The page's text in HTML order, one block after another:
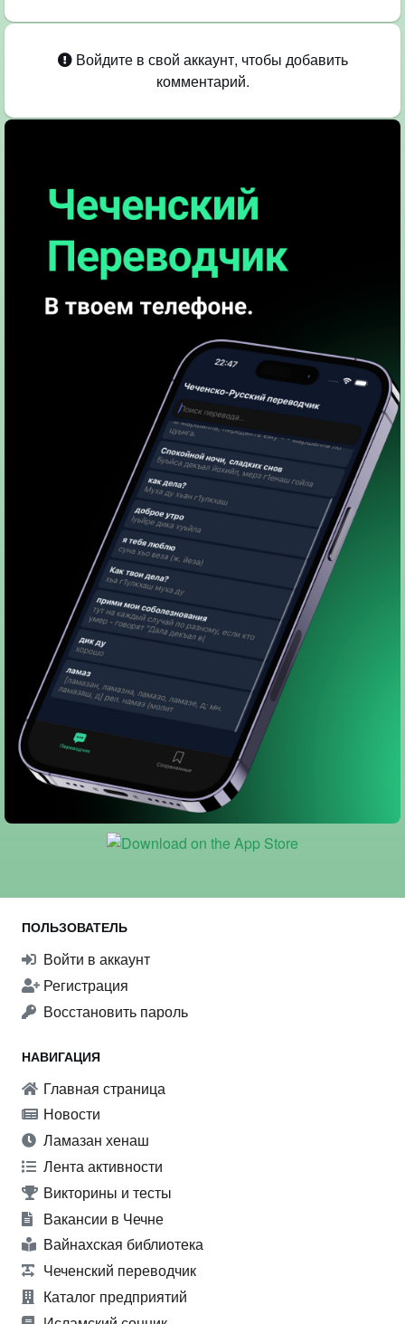
Войдите в свой аккаунт, чтобы добавить
комментарий.
ПОЛЬЗОВАТЕЛЬ
Войти в аккаунт
Регистрация
Восстановить пароль
НАВИГАЦИЯ
Главная страница
Новости
Ламазан хенаш
Лента активности
Викторины и тесты
Вакансии в Чечне
Вайнахская библиотека
Чеченский переводчик
Каталог предприятий